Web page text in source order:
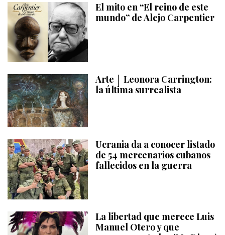
El mito en “El reino de este
mundo” de Alejo Carpentier
Arte │ Leonora Carrington:
la última surrealista
Ucrania da a conocer listado
de 54 mercenarios cubanos
fallecidos en la guerra
La libertad que merece Luis
Manuel Otero y que